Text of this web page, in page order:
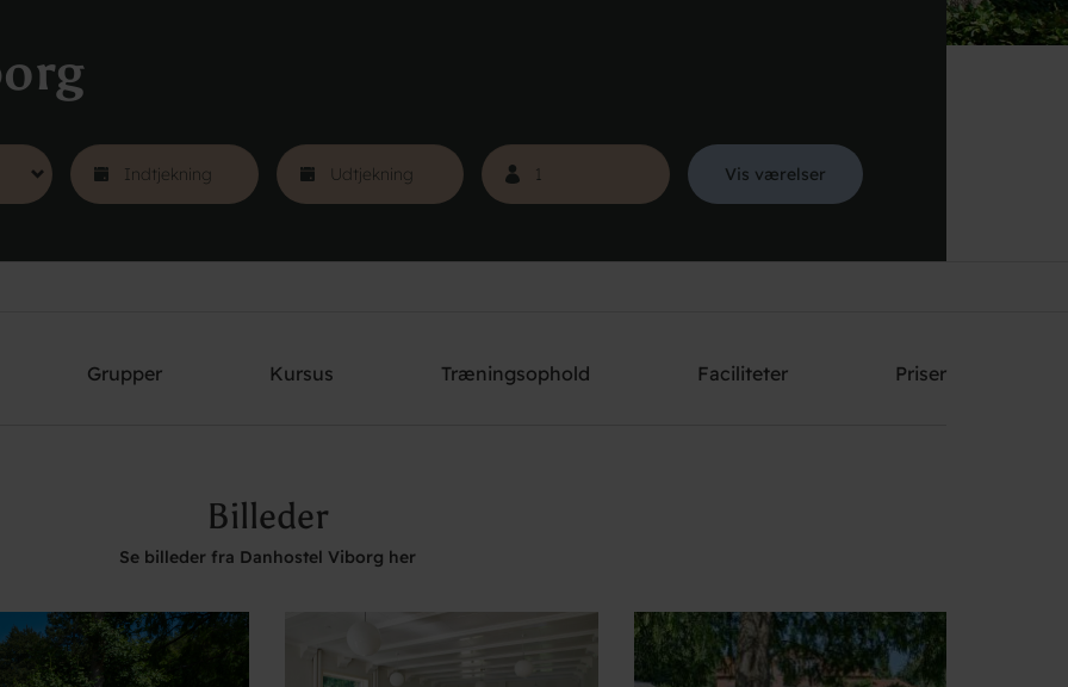
Vis værelser
Grupper Kursus Træningsophold Faciliteter Priser
Billeder
Se billeder fra Danhostel Viborg her